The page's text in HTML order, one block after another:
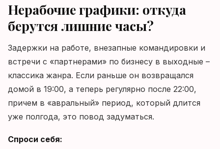
Нерабочие графики: откуда
берутся лишние часы?
Задержки на работе, внезапные командировки и
встречи с «партнерами» по бизнесу в выходные –
классика жанра. Если раньше он возвращался
домой в 19:00, а теперь регулярно после 22:00,
причем в «авральный» период, который длится
уже полгода, это повод задуматься.
Спроси себя: